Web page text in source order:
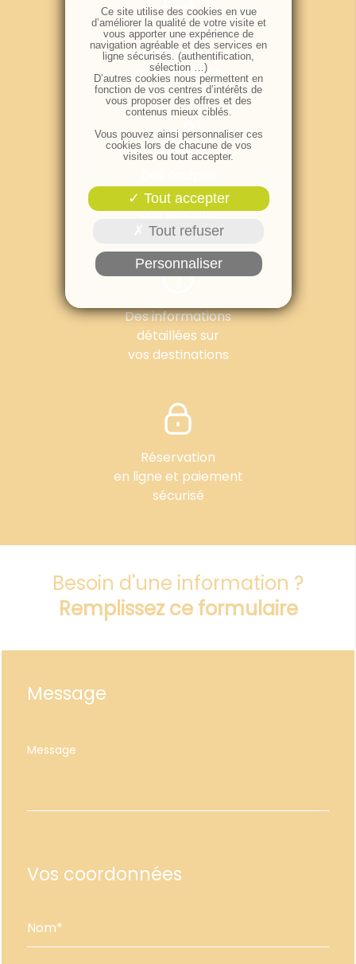
Des services
complémentaires
personnalisés
implantées au cœur
des stations
Des informations
détaillées sur
vos destinations
Réservation
en ligne et paiement
sécurisé
Besoin d'une information ?
Remplissez ce formulaire
Message
Vos coordonnées
Nom*
Ce site utilise des cookies en vue
d’améliorer la qualité de votre visite et
vous apporter une expérience de
navigation agréable et des services en
ligne sécurisés. (authentification,
sélection …)
D’autres cookies nous permettent en
fonction de vos centres d’intérêts de
vous proposer des offres et des
contenus mieux ciblés.
Vous pouvez ainsi personnaliser ces
cookies lors de chacune de vos
visites ou tout accepter.
Tout accepter
Tout refuser
Personnaliser